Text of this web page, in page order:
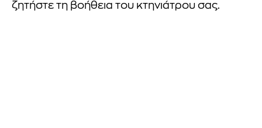
ζητήστε τη βοήθεια του κτηνιάτρου σας.